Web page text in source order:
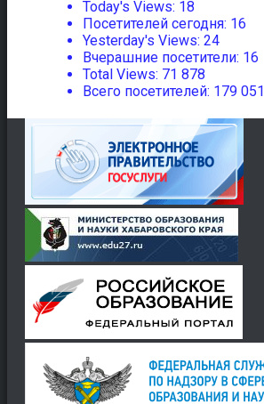
Today's Views: 18
Посетителей сегодня: 16
Yesterday's Views: 24
Вчерашние посетители: 16
Total Views: 71 878
Всего посетителей: 179 051